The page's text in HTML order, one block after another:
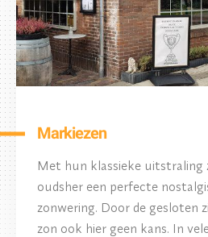
Markiezen
Met hun klassieke uitstraling
oudsher een perfecte
zonwering. Door de gesloten
zon ook hier geen kans. In